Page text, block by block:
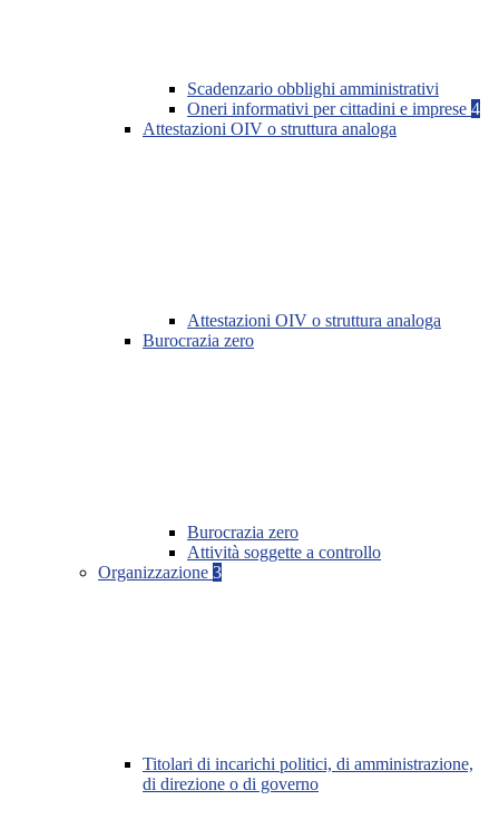
Scadenzario obblighi amministrativi
Oneri informativi per cittadini e imprese 4
Attestazioni OIV o struttura analoga
Attestazioni OIV o struttura analoga
Burocrazia zero
Burocrazia zero
Attività soggette a controllo
Organizzazione 3
Titolari di incarichi politici, di amministrazione,
di direzione o di governo